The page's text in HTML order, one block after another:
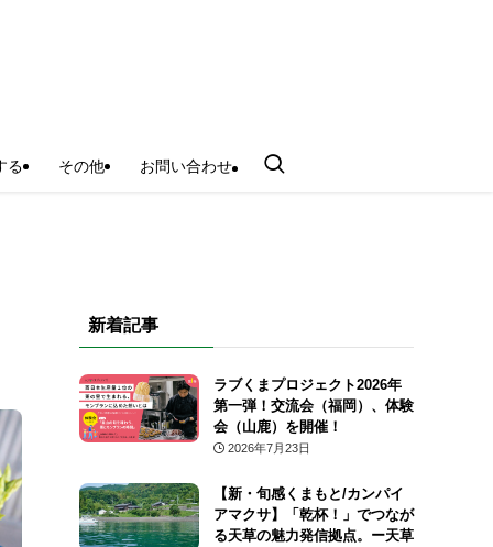
る その他 お問い合わせ
新着記事
ラブくまプロジェクト2026年
第一弾！交流会（福岡）、体験
会（山鹿）を開催！
2026年7月23日
【新・旬感くまもと/カンパイ
アマクサ】「乾杯！」でつなが
る天草の魅力発信拠点。ー天草